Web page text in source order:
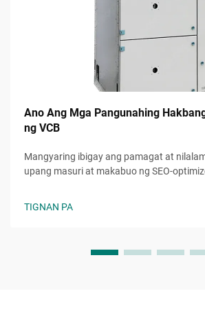
Ano Ang Mga Pangunahing
ng VCB
Mangyaring ibigay ang pamagat at
upang masuri at makabuo ng SEO-
TIGNAN PA